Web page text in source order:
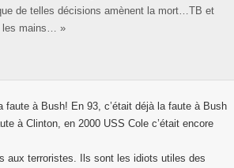
de telles décisions amènent la mort…TB et
les mains… »
faute à Bush! En 93, c’était déjà la faute à Bush
à Clinton, en 2000 USS Cole c’était encore
aux terroristes. Ils sont les idiots utiles des